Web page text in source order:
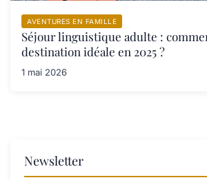
AVENTURES EN FAMILLE
Séjour linguistique adulte :
destination idéale en 2025 ?
1 mai 2026
Newsletter